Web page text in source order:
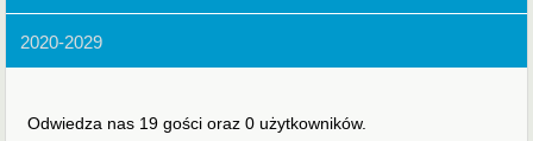
2020-2029
Odwiedza nas 19 gości oraz 0 użytkowników.